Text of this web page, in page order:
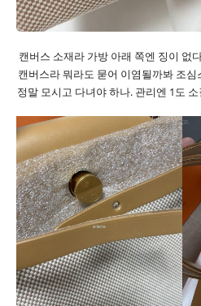
캔버스 소재라 가방 아래 쪽엔 징이 없
캔버스라 뭐라도 묻어 이염될까봐 조
정말 모시고 다녀야 하나. 관리엔 1도